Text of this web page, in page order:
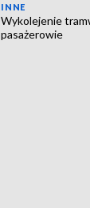
INNE
Wykolejenie
pasażerowie